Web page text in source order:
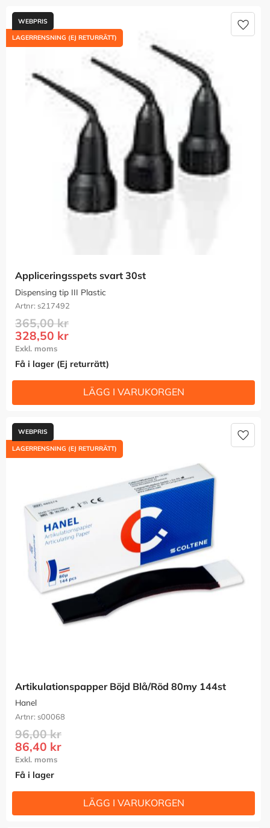
Appliceringsspets svart 30st
Dispensing tip III Plastic
s217492
328,50 kr
365,00kr
LAGERRENSNING (EJ RETURRÄTT)
Lägg
Få i lager (Ej returrätt)
Artikulationspapper Böjd Blå/Röd 80my 144st
Hanel
s00068
86,40 kr
96,00kr
LAGERRENSNING (EJ RETURRÄTT)
Lägg
Få i lager